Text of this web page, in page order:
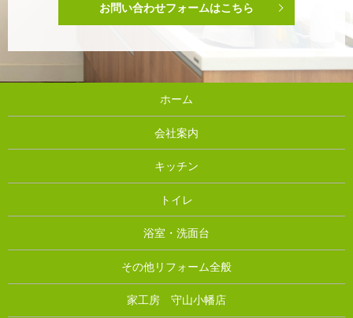
お問い合わせフォームはこちら
ホーム
会社案内
キッチン
トイレ
浴室・洗面台
その他リフォーム全般
家工房 守山小幡店